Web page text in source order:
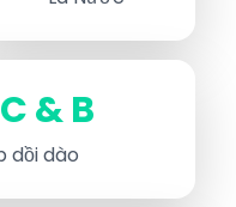
& B
dồi dào